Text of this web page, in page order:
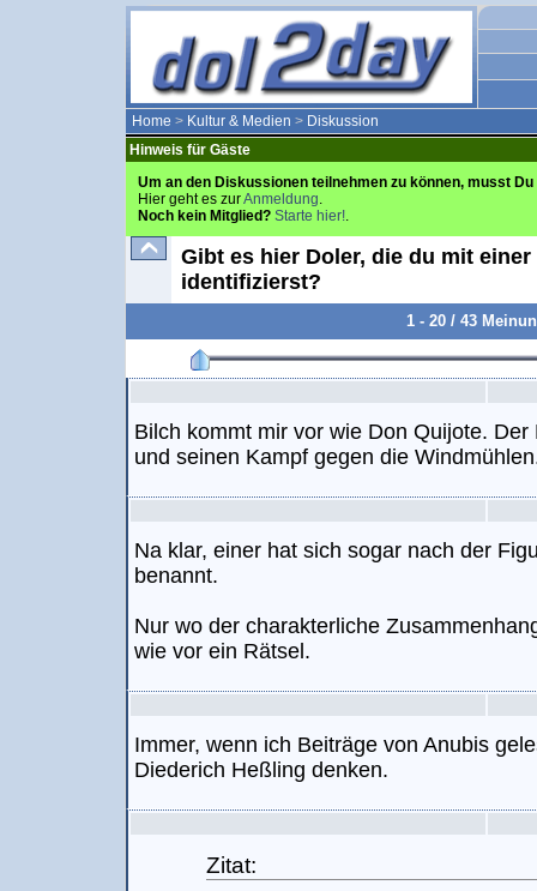
Home > Kultur & Medien > Diskussion
Hinweis für Gäste
Um an den Diskussionen teilnehmen zu können, musst
Hier geht es zurAnmeldung.
Noch kein Mitglied? Starte hier!.
Gibt es hier Doler, die du mit
identifizierst?
1 - 20 / 43
Bilch kommt mir vor wie Don Quijote.
und seinen Kampf gegen die
Na klar, einer hat sich sogar nach der
benannt.
Nur wo der charakterliche
wie vor ein Rätsel.
Immer, wenn ich Beiträge von Anubis
Diederich Heßling denken.
Zitat: